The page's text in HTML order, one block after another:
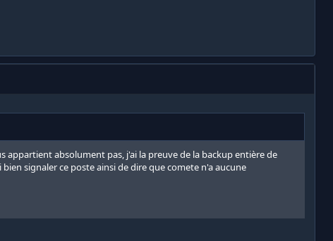
appartient absolument pas, j'ai la preuve de la backup entière de
signaler ce poste ainsi de dire que comete n'a aucune